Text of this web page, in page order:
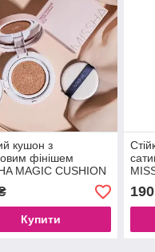
кушон з
фінішем
MAGIC CUSHION
LASTING SPF50+
ТОН 23, 15 g
Купити
190